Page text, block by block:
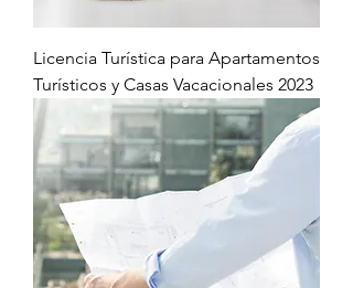
Licencia Turística para Apartamentos
Turísticos y Casas Vacacionales 2023